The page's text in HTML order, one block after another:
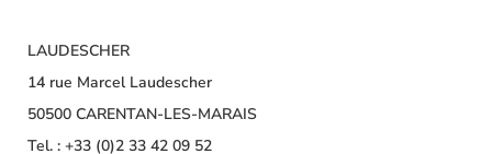
LAUDESCHER
14 rue Marcel Laudescher
50500 CARENTAN-LES-MARAIS
Tel. : +33 (0)2 33 42 09 52